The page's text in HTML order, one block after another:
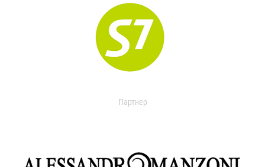
Партнер